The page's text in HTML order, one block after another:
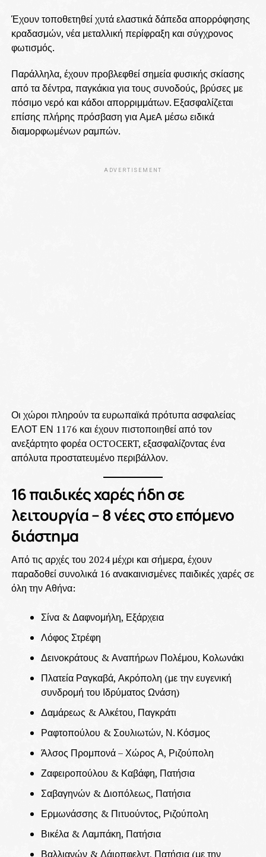
Έχουν τοποθετηθεί χυτά ελαστικά δάπεδα απορρόφησης
κραδασμών, νέα μεταλλική περίφραξη και σύγχρονος
φωτισμός.
Παράλληλα, έχουν προβλεφθεί σημεία φυσικής σκίασης
από τα δέντρα, παγκάκια για τους συνοδούς, βρύσες με
πόσιμο νερό και κάδοι απορριμμάτων. Εξασφαλίζεται
επίσης πλήρης πρόσβαση για ΑμεΑ μέσω ειδικά
διαμορφωμένων ραμπών.
ADVERTISEMENT
Οι χώροι πληρούν τα ευρωπαϊκά πρότυπα ασφαλείας
ΕΛΟΤ ΕΝ 1176 και έχουν πιστοποιηθεί από τον
ανεξάρτητο φορέα OCTOCERT, εξασφαλίζοντας ένα
απόλυτα προστατευμένο περιβάλλον.
16 παιδικές χαρές ήδη σε
λειτουργία – 8 νέες στο επόμενο
διάστημα
Από τις αρχές του 2024 μέχρι και σήμερα, έχουν
παραδοθεί συνολικά 16 ανακαινισμένες παιδικές χαρές σε
όλη την Αθήνα:
Σίνα & Δαφνομήλη, Εξάρχεια
Λόφος Στρέφη
Δεινοκράτους & Αναπήρων Πολέμου, Κολωνάκι
Πλατεία Ραγκαβά, Ακρόπολη (με την ευγενική
συνδρομή του Ιδρύματος Ωνάση)
Δαμάρεως & Αλκέτου, Παγκράτι
Ραφτοπούλου & Σουλιωτών, Ν. Κόσμος
Άλσος Προμπονά – Χώρος Α, Ριζούπολη
Ζαφειροπούλου & Καβάφη, Πατήσια
Σαβαγηνών & Διοπόλεως, Πατήσια
Ερμωνάσσης & Πιτυούντος, Ριζούπολη
Βικέλα & Λαμπάκη, Πατήσια
Βαλλιανών & Δάιρπφελντ, Πατήσια (με την